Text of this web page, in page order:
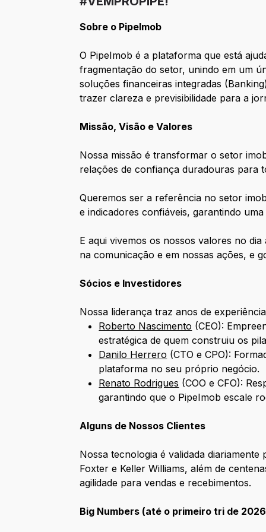
Sobre o PipeImob
O PipeImob é a plataforma que está
fragmentação do setor, unindo em um
soluções financeiras integradas
trazer clareza e previsibilidade para a
Missão, Visão e Valores
Nossa missão é transformar o setor
relações de confiança duradouras para
Queremos ser a referência no setor
e indicadores confiáveis, garantindo
E aqui vivemos os nossos valores no
na comunicação e em nossas ações, e
Sócios e Investidores
Nossa liderança traz anos de
Roberto Nascimento (CEO):
estratégica de quem construiu os
Danilo Herrero (CTO e CPO):
plataforma no seu próprio negócio.
Renato Rodrigues (COO e CFO):
garantindo que o PipeImob escale
Alguns de Nossos Clientes
Nossa tecnologia é validada
Foxter e Keller Williams, além de
agilidade para vendas e recebimentos.
Big Numbers (até o primeiro tri de